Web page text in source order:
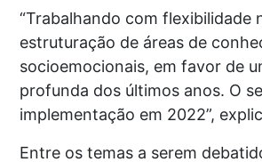
“Trabalhando com
estruturação de áreas de
socioemocionais, em favor de
profunda dos últimos anos. O
implementação em 2022”,
Entre os temas a serem